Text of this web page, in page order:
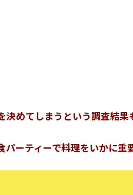
決めてしまうという調査結果
パーティーで料理をいかに重